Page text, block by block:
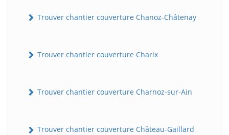
Trouver chantier couverture Chanoz-Châtenay
Trouver chantier couverture Charix
Trouver chantier couverture Charnoz-sur-Ain
Trouver chantier couverture Château-Gaillard